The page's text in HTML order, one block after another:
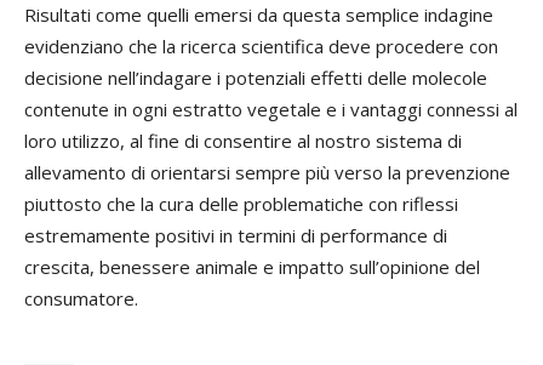
Risultati come quelli emersi da questa semplice indagine
evidenziano che la ricerca scientifica deve procedere con
decisione nell’indagare i potenziali effetti delle molecole
contenute in ogni estratto vegetale e i vantaggi connessi al
loro utilizzo, al fine di consentire al nostro sistema di
allevamento di orientarsi sempre più verso la prevenzione
piuttosto che la cura delle problematiche con riflessi
estremamente positivi in termini di performance di
crescita, benessere animale e impatto sull’opinione del
consumatore.